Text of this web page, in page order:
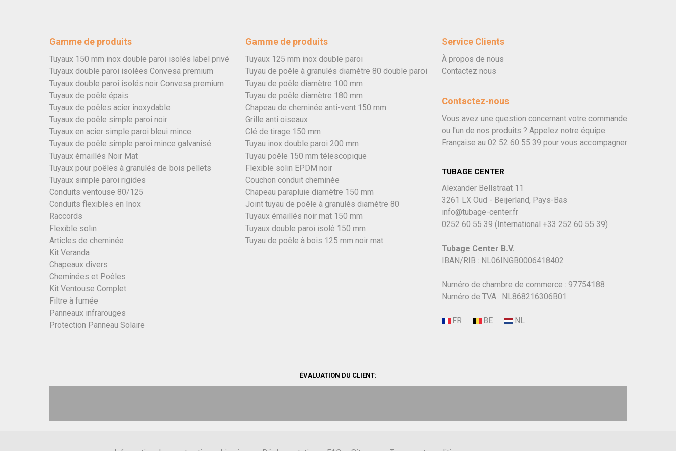
Gamme de produits
Tuyaux 150 mm inox double paroi isolés label privé
Tuyaux double paroi isolées Convesa premium
Tuyaux double paroi isolés noir Convesa premium
Tuyaux de poêle épais
Tuyaux de poêles acier inoxydable
Tuyaux de poêle simple paroi noir
Tuyaux en acier simple paroi bleui mince
Tuyaux de poêle simple paroi mince galvanisé
Tuyaux émaillés Noir Mat
Tuyaux pour poêles à granulés de bois pellets
Tuyaux simple paroi rigides
Conduits ventouse 80/125
Conduits flexibles en Inox
Raccords
Flexible solin
Articles de cheminée
Kit Veranda
Chapeaux divers
Cheminées et Poêles
Kit Ventouse Complet
Filtre à fumée
Panneaux infrarouges
Protection Panneau Solaire
Gamme de produits
Tuyaux 125 mm inox double paroi
Tuyau de poêle à granulés diamètre 80 double paroi
Tuyau de poêle diamètre 100 mm
Tuyau de poêle diamètre 180 mm
Chapeau de cheminée anti-vent 150 mm
Grille anti oiseaux
Clé de tirage 150 mm
Tuyau inox double paroi 200 mm
Tuyau poêle 150 mm télescopique
Flexible solin EPDM noir
Couchon conduit cheminée
Chapeau parapluie diamètre 150 mm
Joint tuyau de poêle à granulés diamètre 80
Tuyaux émaillés noir mat 150 mm
Tuyaux double paroi isolé 150 mm
Tuyau de poêle à bois 125 mm noir mat
Service Clients
À propos de nous
Contactez nous
Contactez-nous
Vous avez une question concernant votre commande
ou l'un de nos produits ? Appelez notre équipe
Française au 02 52 60 55 39 pour vous accompagner
TUBAGE CENTER
Alexander Bellstraat 11
3261 LX Oud - Beijerland, Pays-Bas
info@tubage-center.fr
0252 60 55 39 (International +33 252 60 55 39)
Tubage Center B.V.
IBAN/RIB : NL06INGB0006418402
Numéro de chambre de commerce : 97754188
Numéro de TVA : NL868216306B01
ÉVALUATION DU CLIENT: